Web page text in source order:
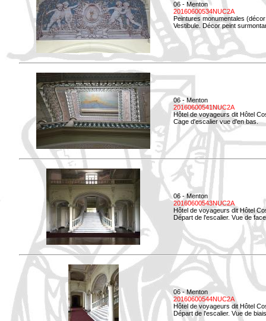
06 - Menton
20160600534NUC2A
Peintures monumentales
Vestibule. Décor peint
06 - Menton
20160600541NUC2A
Hôtel de voyageurs dit Hôtel
Cage d'escalier vue d'en bas.
06 - Menton
20160600543NUC2A
Hôtel de voyageurs dit Hôtel
Départ de l'escalier. Vue de
06 - Menton
20160600544NUC2A
Hôtel de voyageurs dit Hôtel
Départ de l'escalier. Vue de